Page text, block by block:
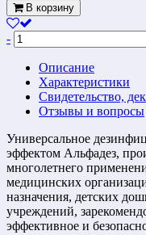
В корзину
-
Описание
Характеристики
Свидетельство,
Отзывы и вопросы
Универсальное
эффектом Альфадез,
многолетнего
медицинских
назначения, детских
учреждений,
эффективное и